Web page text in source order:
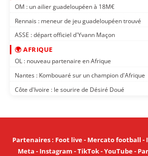
OM : un ailier guadeloupéen à 18M€
Rennais : meneur de jeu guadeloupéen trouvé
ASSE : départ officiel d'Yvann Maçon
🌍 AFRIQUE
OL : nouveau partenaire en Afrique
Nantes : Kombouaré sur un champion d'Afrique
Côte d'Ivoire : le sourire de Désiré Doué
Partenaires: Foot live- Mercato football -
Meta - Instagram -TikTok-YouTube-